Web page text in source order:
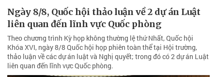
Ngày 8/8, Quốc hội thảo luận về 2 dự án Luật
liên quan đến lĩnh vực Quốc phòng
Theo chương trình Kỳ họp không thường lệ thứ Nhất, Quốc hội
Khóa XVI, ngày 8/8 Quốc hội họp phiên toàn thể tại Hội trường,
thảo luận về các dự án luật và Nghị quyết; trong đó có 2 dự án Luật
liên quan đến lĩnh vực Quốc phòng.